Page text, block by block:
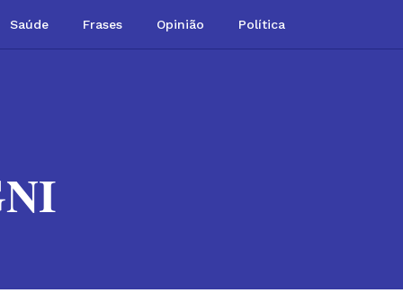
Saúde Frases Opinião Política